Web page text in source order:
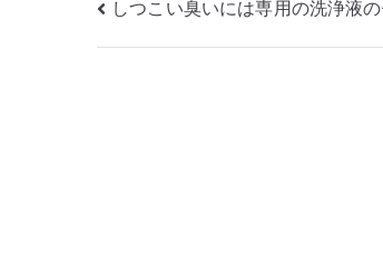
投
稿
しつこい臭いには専用の洗浄液